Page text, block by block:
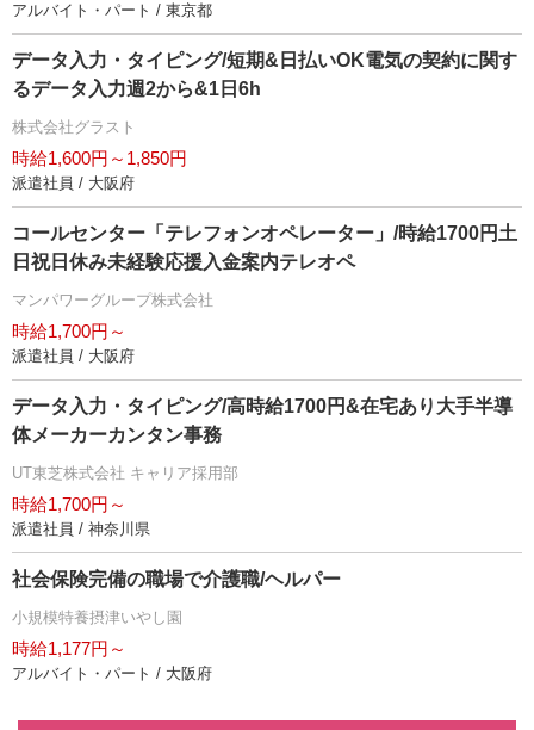
アルバイト・パート / 東京都
データ入力・タイピング/短期&日払いOK電気の契約に関す
るデータ入力週2から&1日6h
株式会社グラスト
時給1,600円～1,850円
派遣社員 / 大阪府
コールセンター「テレフォンオペレーター」/時給1700円土
日祝日休み未経験応援入金案内テレオペ
マンパワーグループ株式会社
時給1,700円～
派遣社員 / 大阪府
データ入力・タイピング/高時給1700円&在宅あり大手半導
体メーカーカンタン事務
UT東芝株式会社 キャリア採用部
時給1,700円～
派遣社員 / 神奈川県
社会保険完備の職場で介護職/ヘルパー
小規模特養摂津いやし園
時給1,177円～
アルバイト・パート / 大阪府